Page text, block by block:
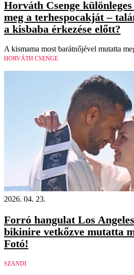
Horváth Csenge
meg a terhespocakját –
a kisbaba érkezése előtt?
A kismama most barátnőjével mutatta
HORVÁTH CSENGE
2026. 04. 23.
Forró hangulat Los
bikinire vetkőzve mutatta
Fotó!
SZANDI